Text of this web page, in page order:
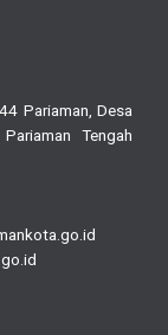
Pariaman, Desa
Tengah